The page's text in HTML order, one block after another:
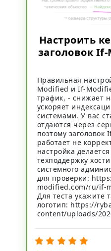
Настроить
заголовок
Правильная
Modified и If-
трафик, - снижает
ускоряет
системами. У вас
отдаются через
поэтому
работает не
настройка
техподдержку
системного
для проверки:
modified.com/ru/if-
Для теста укажите
логотип: https://
content/uploads/